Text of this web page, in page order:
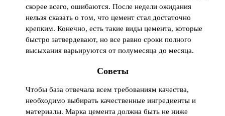
скорее всего, ошибаются. После недели ожидания
нельзя сказать о том, что цемент стал достаточно
крепким. Конечно, есть такие виды цемента, которые
быстро затвердевают, но все равно сроки полного
высыхания варьируются от полумесяца до месяца.
Советы
Чтобы база отвечала всем требованиям качества,
необходимо выбирать качественные ингредиенты и
материалы. Марка цемента должна быть не ниже